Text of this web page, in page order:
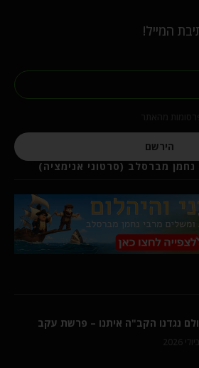
המייל!
הירשם
מברסלב (סרטוני אנימציה)
נגדנו הקב"ה איתנו – פרשת עקב